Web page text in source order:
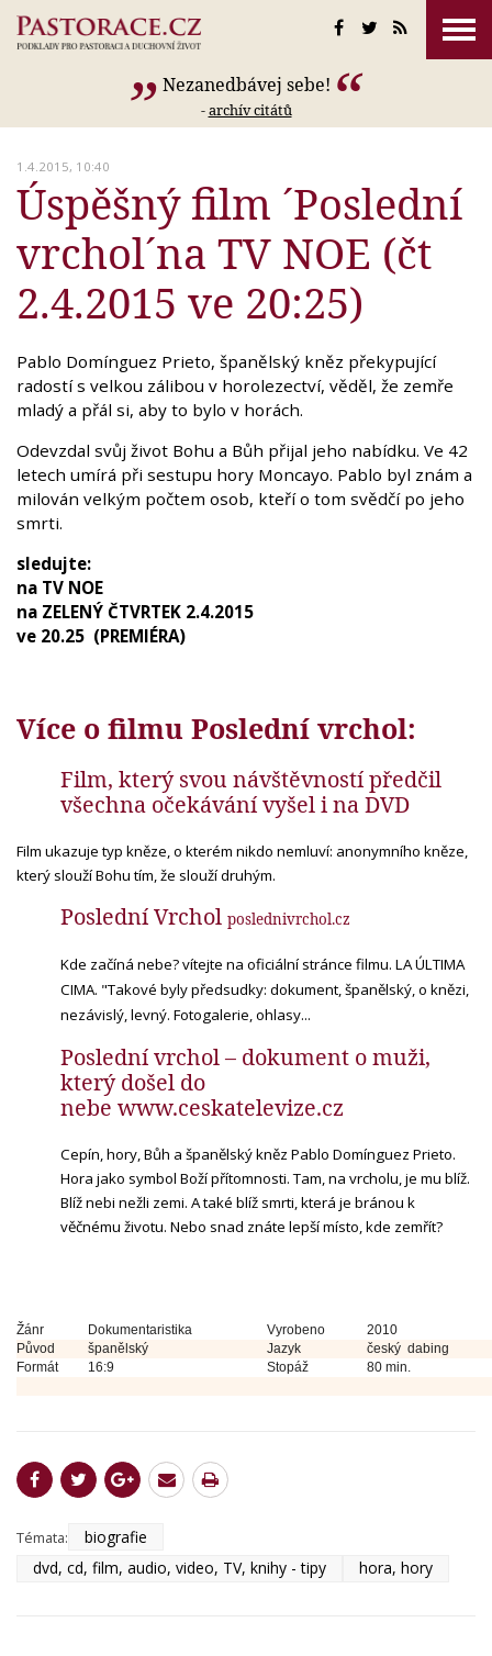
Nezanedbávej sebe!
-archív citátů
1.4.2015, 10:40
Úspěšný film ´Poslední
vrchol´na TV NOE (čt
2.4.2015 ve 20:25)
Pablo Domínguez Prieto, španělský kněz překypující
radostí s velkou zálibou v horolezectví, věděl, že zemře
mladý a přál si, aby to bylo v horách.
Odevzdal svůj život Bohu a Bůh přijal jeho nabídku. Ve 42
letech umírá při sestupu hory Moncayo. Pablo byl znám a
milován velkým počtem osob, kteří o tom svědčí po jeho
smrti.
sledujte:
na TV NOE
na ZELENÝ ČTVRTEK 2.4.2015
ve 20.25 (PREMIÉRA)
Více o filmu Poslední vrchol:
Film, který svou návštěvností předčil
všechna očekávání vyšel i na DVD
Film ukazuje typ kněze, o kterém nikdo nemluví: anonymního kněze,
který slouží Bohu tím, že slouží druhým.
Poslední Vrchol poslednivrchol.cz
Kde začíná nebe? vítejte na oficiální stránce filmu. LA ÚLTIMA
CIMA. "Takové byly předsudky: dokument, španělský, o knězi,
nezávislý, levný. Fotogalerie, ohlasy...
Poslední vrchol – dokument o muži,
který došel do
nebe www.ceskatelevize.cz
Cepín, hory, Bůh a španělský kněz Pablo Domínguez Prieto.
Hora jako symbol Boží přítomnosti. Tam, na vrcholu, je mu blíž.
Blíž nebi nežli zemi. A také blíž smrti, která je bránou k
věčnému životu. Nebo snad znáte lepší místo, kde zemřít?
Žánr Dokumentaristika Vyrobeno
2010
Původ
španělský Jazyk
český dabing
Formát
16:9 Stopáž 80 min.
Témata:
biografie
dvd, cd, film, audio, video, TV, knihy - tipy
hora, hory